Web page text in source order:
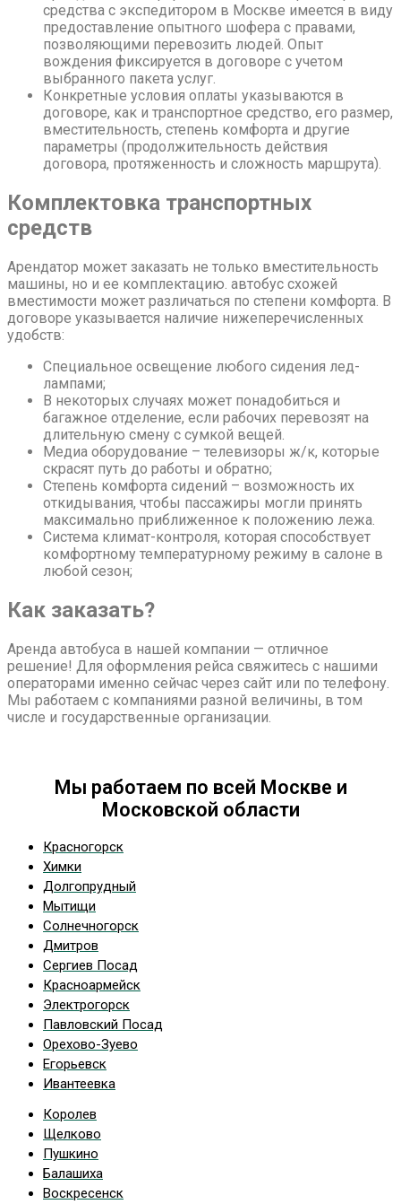
средства с экспедитором в Москве имеется в виду
предоставление опытного шофера с правами,
позволяющими перевозить людей. Опыт
вождения фиксируется в договоре с учетом
выбранного пакета услуг.
Конкретные условия оплаты указываются в
договоре, как и транспортное средство, его размер,
вместительность, степень комфорта и другие
параметры (продолжительность действия
договора, протяженность и сложность маршрута).
Комплектовка транспортных
средств
Арендатор может заказать не только вместительность
машины, но и ее комплектацию. автобус схожей
вместимости может различаться по степени комфорта. В
договоре указывается наличие нижеперечисленных
удобств:
Специальное освещение любого сидения лед-
лампами;
В некоторых случаях может понадобиться и
багажное отделение, если рабочих перевозят на
длительную смену с сумкой вещей.
Медиа оборудование – телевизоры ж/к, которые
скрасят путь до работы и обратно;
Степень комфорта сидений – возможность их
откидывания, чтобы пассажиры могли принять
максимально приближенное к положению лежа.
Система климат-контроля, которая способствует
комфортному температурному режиму в салоне в
любой сезон;
Как заказать?
Аренда автобуса в нашей компании — отличное
решение! Для оформления рейса свяжитесь с нашими
операторами именно сейчас через сайт или по телефону.
Мы работаем с компаниями разной величины, в том
числе и государственные организации.
Мы работаем по всей Москве и
Московской области
Красногорск
Химки
Долгопрудный
Мытищи
Солнечногорск
Дмитров
Сергиев Посад
Красноармейск
Электрогорск
Павловский Посад
Орехово-Зуево
Егорьевск
Ивантеевка
Королев
Щелково
Пушкино
Балашиха
Воскресенск